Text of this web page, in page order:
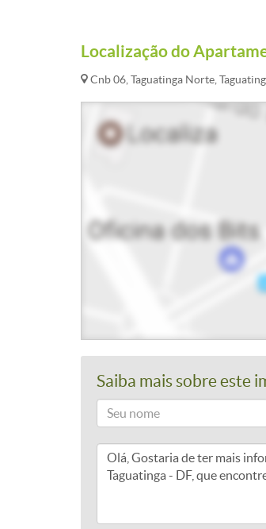
Localização do
Cnb 06, Taguatinga Norte,
Saiba mais sobre este